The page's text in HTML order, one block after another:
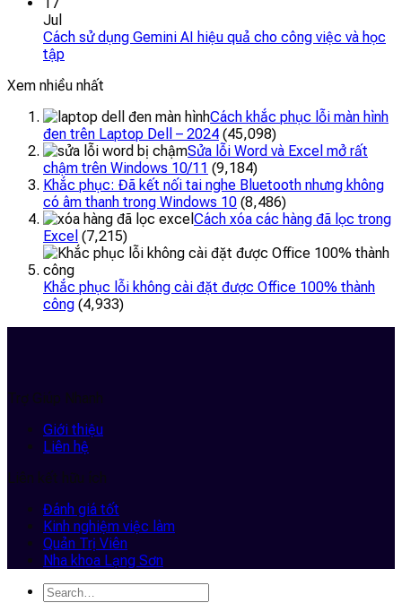
Jul
Cách sử dụng Gemini AI hiệu quả cho công việc và học
tập
Xem nhiều nhất
Cách khắc phục lỗi màn hình
đen trên Laptop Dell – 2024 (45,098)
Sửa lỗi Word và Excel mở rất
chậm trên Windows 10/11 (9,184)
Khắc phục: Đã kết nối tai nghe Bluetooth nhưng không
có âm thanh trong Windows 10 (8,486)
Cách xóa các hàng đã lọc trong
Excel (7,215)
Khắc phục lỗi không cài đặt được Office 100% thành
công (4,933)
Trợ Giúp Nhanh
Giới thiệu
Liên hệ
Liên kết hữu ích
Đánh giá tốt
Kinh nghiệm việc làm
Quản Trị Viên
Nha khoa Lạng Sơn